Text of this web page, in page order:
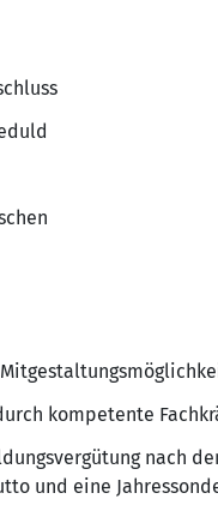
kompetente
nach
und eine